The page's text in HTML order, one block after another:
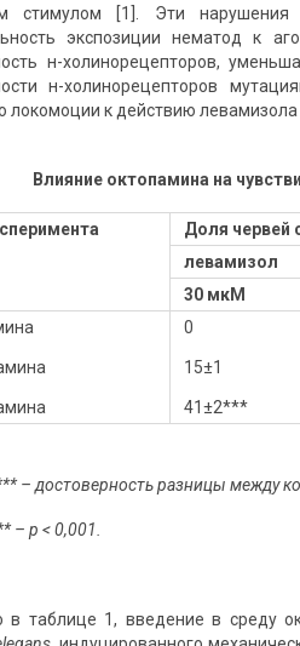
стимулом [1]. Эти нарушения
экспозиции нематод к
н-холинорецепторов,
н-холинорецепторов
локомоции к действию левамизола
Влияние октопамина на
Доля червей
левамизол
30 мкМ
0
15±1
41±2***
– достоверность разницы между
– p < 0,001.
в таблице 1, введение в среду